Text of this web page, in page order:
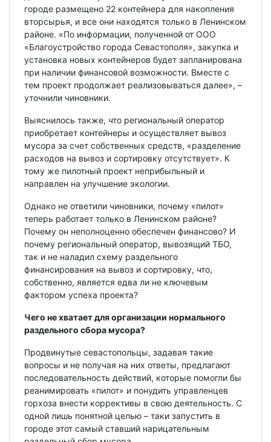
городе размещено 22 контейнера для накопления
вторсырья, и все они находятся только в Ленинском
районе. «По информации, полученной от ООО
«Благоустройство города Севастополя», закупка и
установка новых контейнеров будет запланирована
при наличии финансовой возможности. Вместе с
тем проект продолжает реализовываться далее», –
уточнили чиновники.
Выяснилось также, что региональный оператор
приобретает контейнеры и осуществляет вывоз
мусора за счет собственных средств, «разделение
расходов на вывоз и сортировку отсутствует». К
тому же пилотный проект неприбыльный и
направлен на улучшение экологии.
Однако не ответили чиновники, почему «пилот»
теперь работает только в Ленинском районе?
Почему он неполноценно обеспечен финансово? И
почему региональный оператор, вывозящий ТБО,
так и не наладил схему раздельного
финансирования на вывоз и сортировку, что,
собственно, является едва ли не ключевым
фактором успеха проекта?
Чего не хватает для организации нормального
раздельного сбора мусора?
Продвинутые севастопольцы, задавая такие
вопросы и не получая на них ответы, предлагают
последовательность действий, которые помогли бы
реанимировать «пилот» и понудить управленцев
горхоза внести коррективы в свою деятельность. С
одной лишь понятной целью – таки запустить в
городе этот самый ставший нарицательным